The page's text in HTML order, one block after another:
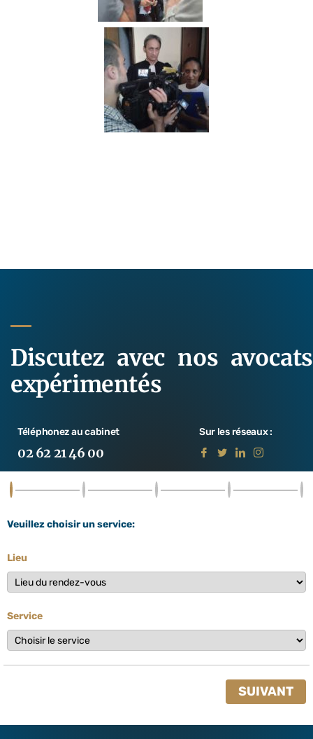
Discutez avec nos avocats
expérimentés
Téléphonez au cabinet
02 62 21 46 00
Sur les réseaux :
Veuillez choisir un service:
Lieu
Service
SUIVANT